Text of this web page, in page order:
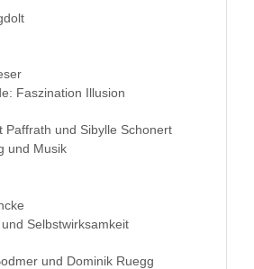
Fasz­i­na­tion Illusion
Paf­frath und Sibylle Schonert
und Musik
Selbstwirksamkeit
und Dominik Ruegg